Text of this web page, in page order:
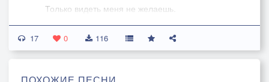
Только видеть меня не желаешь.
-
Я стою под окном, под знакомым окном,
Сквозь стекло взгляд твой вижу я томный.
17 0 116